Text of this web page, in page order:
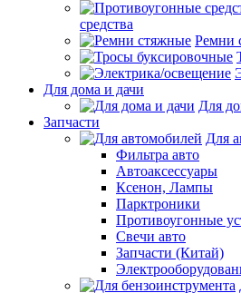
средства
Ремни
Для дома и дачи
Для
Запчасти
Для
Фильтра авто
Автоаксессуары
Ксенон, Лампы
Парктроники
Противоугонные
Свечи авто
Запчасти (Китай)